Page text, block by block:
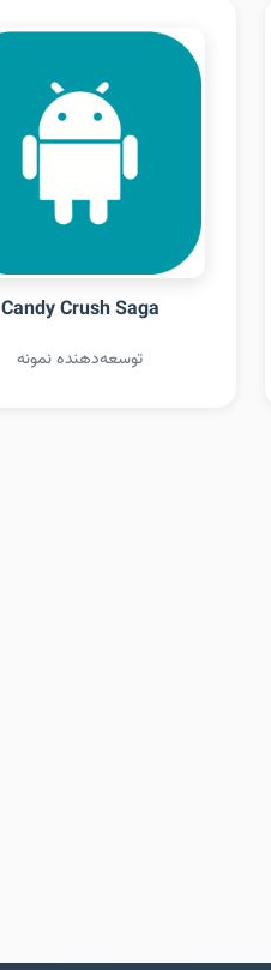
Candy Crush Saga
توسعه‌دهنده نمونه